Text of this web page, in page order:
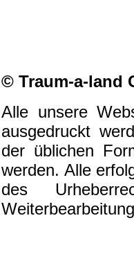
© Traum-a-land
Alle unsere
ausgedruckt
der üblichen
werden. Alle
des